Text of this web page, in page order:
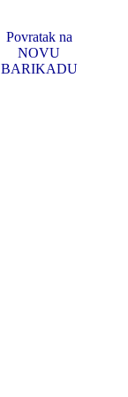
Povratak na
NOVU
BARIKADU